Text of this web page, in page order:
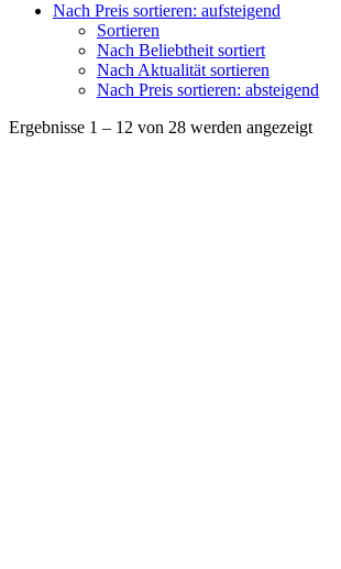
Nach Preis sortieren: aufsteigend
Sortieren
Nach Beliebtheit sortiert
Nach Aktualität sortieren
Nach Preis sortieren: absteigend
Ergebnisse 1 – 12 von 28 werden angezeigtNach